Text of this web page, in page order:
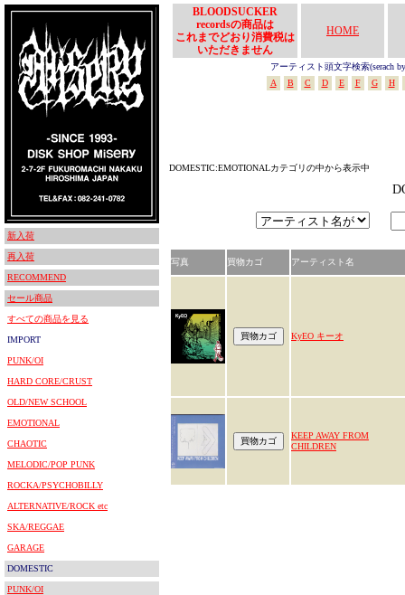
新入荷
再入荷
RECOMMEND
セール商品
すべての商品を見る
IMPORT
PUNK/OI
HARD CORE/CRUST
OLD/NEW SCHOOL
EMOTIONAL
CHAOTIC
MELODIC/POP PUNK
ROCKA/PSYCHOBILLY
ALTERNATIVE/ROCK etc
SKA/REGGAE
GARAGE
DOMESTIC
PUNK/OI
BLOODSUCKER
recordsの商品は
これまでどおり消費税は
いただきません
HOME
アーティスト頭文字検索(serach
A
B C D E F G H
DOMESTIC:EMOTIONALカテゴリの中から表示中
写真 買物カゴ アーティスト名
KyEO キーオ
KEEP AWAY FROM
CHILDREN